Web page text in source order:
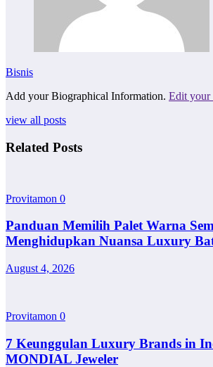
Bisnis
Add your Biographical Information. Edit your
view all posts
Related Posts
Provitamon 0
Panduan Memilih Palet Warna
Menghidupkan Nuansa Luxury
August 4, 2026
Provitamon 0
7 Keunggulan Luxury Brands in
MONDIAL Jeweler